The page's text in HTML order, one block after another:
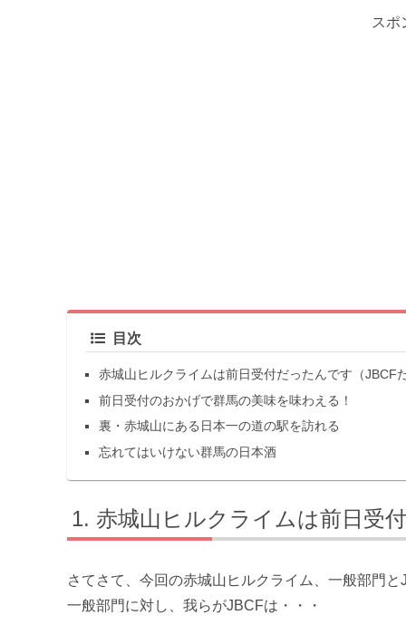
スポ
目次
赤城山ヒルクライムは前日受付だったんです（JBCF
前日受付のおかげで群馬の美味を味わえる！
裏・赤城山にある日本一の道の駅を訪れる
忘れてはいけない群馬の日本酒
赤城山ヒルクライムは前日受
さてさて、今回の赤城山ヒルクライム、一般部門
一般部門に対し、我らがJBCFは・・・